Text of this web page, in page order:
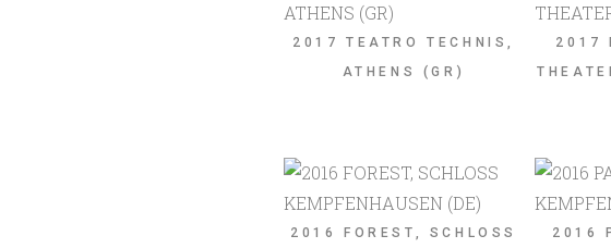
2017 TEATRO TECHNIS,
ATHENS (GR)
2017
2016 FOREST, SCHLOSS
2016